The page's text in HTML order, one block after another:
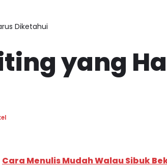
Diketahui
yang
Cara Menulis Mudah Walau Sibuk